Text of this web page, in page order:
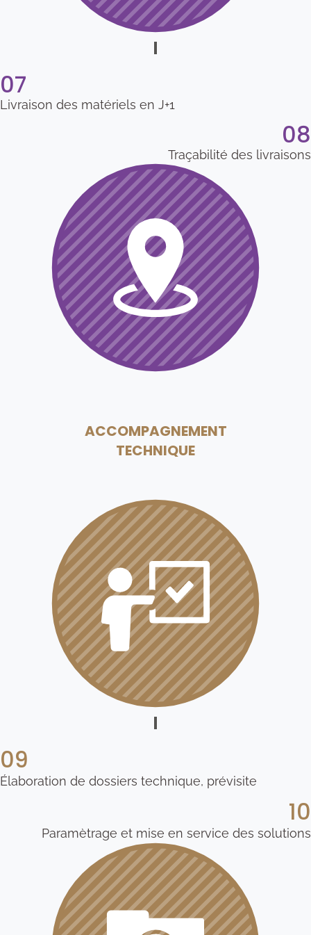
07
Livraison des matériels en J+1
08
Traçabilité des livraisons
ACCOMPAGNEMENT
TECHNIQUE
09
Élaboration de dossiers technique, prévisite
10
Paramètrage et mise en service des solutions